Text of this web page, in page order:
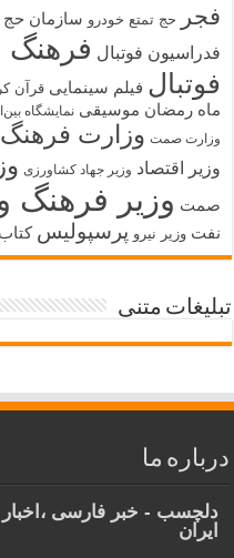
فجر
حج تمتع خودرو سازمان حج
فدراسیون فوتبال فرهنگ
فوتبال فیلم سینمایی قرآن
ماه رمضان موسیقی نمایشگاه
وزارت صمت وزارت
وزیر اقتصاد وزیر جهاد کشاورزی
صمت وزیر فرهنگ
نفت وزیر نیرو پرسپولیس کتاب
تبلیغات متنی
درباره ما
دلچسب - خبر فارسی ،اخبار
ایران